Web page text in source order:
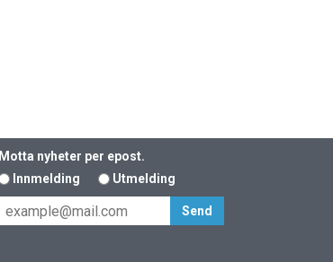
Motta nyheter per epost.
Innmelding
Utmelding